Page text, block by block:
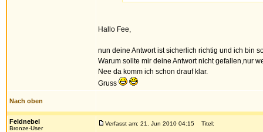
Hallo Fee,
nun deine Antwort ist sicherlich richtig und ich bin
Warum sollte mir deine Antwort nicht gefallen,nur
Nee da komm ich schon drauf klar.
Gruss
Nach oben
Feldnebel
Bronze-User
Verfasst am: 21. Jun 2010 04:15 Titel: